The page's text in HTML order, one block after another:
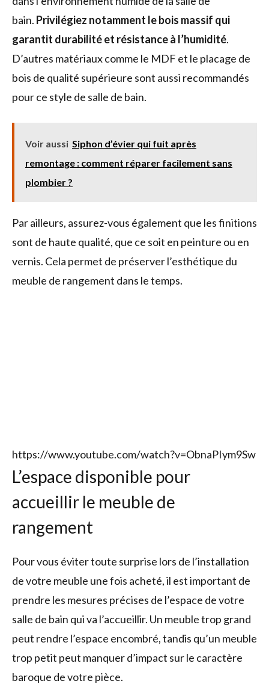
bain. Privilégiez notamment le bois massif qui
garantit durabilité et résistance à l’humidité.
D’autres matériaux comme le MDF et le placage de
bois de qualité supérieure sont aussi recommandés
pour ce style de salle de bain.
Voir aussi Siphon d’évier qui fuit après
remontage : comment réparer facilement sans
plombier ?
Par ailleurs, assurez-vous également que les finitions
sont de haute qualité, que ce soit en peinture ou en
vernis. Cela permet de préserver l’esthétique du
meuble de rangement dans le temps.
https://www.youtube.com/watch?v=ObnaPIym9Sw
L’espace disponible pour
accueillir le meuble de
rangement
Pour vous éviter toute surprise lors de l’installation
de votre meuble une fois acheté, il est important de
prendre les mesures précises de l’espace de votre
salle de bain qui va l’accueillir. Un meuble trop grand
peut rendre l’espace encombré, tandis qu’un meuble
trop petit peut manquer d’impact sur le caractère
baroque de votre pièce.